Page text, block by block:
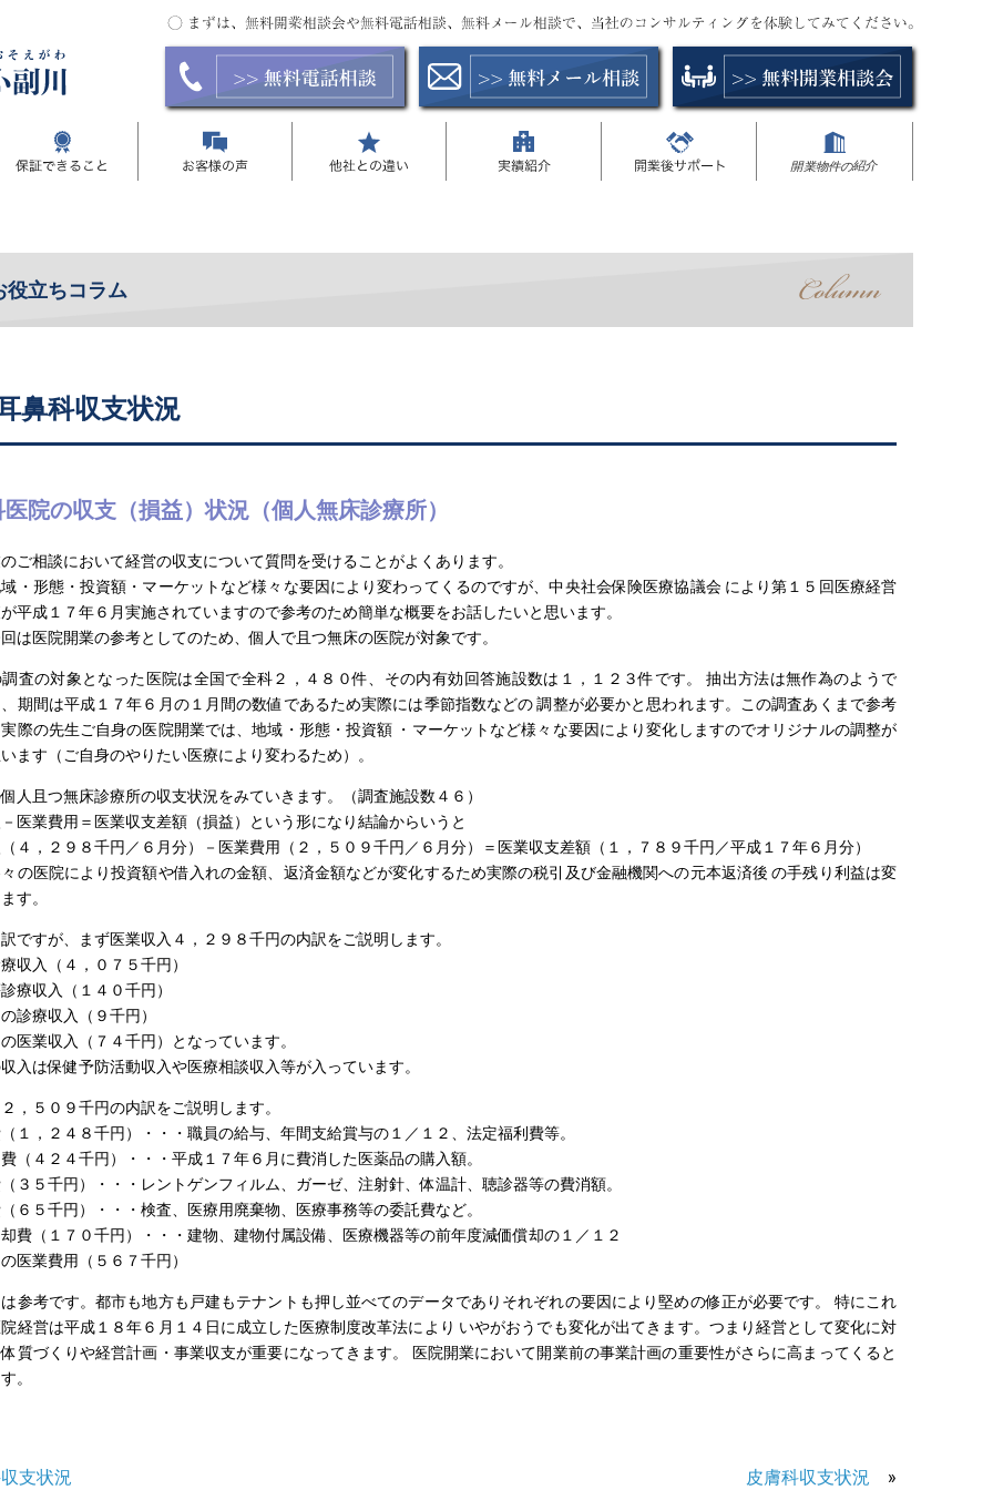
役立ちコラム
鼻科収支状況
院の収支（損益）状況（個人無床診療所）
ご相談において経営の収支について質問を受けることがよくあります。
・形態・投資額・マーケットなど様々な要因により変わってくるのですが、中央社会保険医療協議会 により第１５回医療経営
平成１７年６月実施されていますので参考のため簡単な概要をお話したいと思います。
は医院開業の参考としてのため、個人で且つ無床の医院が対象です。
査の対象となった医院は全国で全科２，４８０件、その内有効回答施設数は１，１２３件です。 抽出方法は無作為のようで
期間は平成１７年６月の１月間の数値であるため実際には季節指数などの 調整が必要かと思われます。この調査あくまで参考
際の先生ご自身の医院開業では、地域・形態・投資額 ・マーケットなど様々な要因により変化しますのでオリジナルの調整が
ます（ご自身のやりたい医療により変わるため）。
人且つ無床診療所の収支状況をみていきます。（調査施設数４６）
医業費用＝医業収支差額（損益）という形になり結論からいうと
４，２９８千円／６月分）－医業費用（２，５０９千円／６月分）＝医業収支差額（１，７８９千円／平成１７年６月分）
の医院により投資額や借入れの金額、返済金額などが変化するため実際の税引及び金融機関への元本返済後 の手残り利益は変
す。
ですが、まず医業収入４，２９８千円の内訳をご説明します。
収入（４，０７５千円）
療収入（１４０千円）
診療収入（９千円）
医業収入（７４千円）となっています。
入は保健予防活動収入や医療相談収入等が入っています。
，５０９千円の内訳をご説明します。
１，２４８千円）・・・職員の給与、年間支給賞与の１／１２、法定福利費等。
（４２４千円）・・・平成１７年６月に費消した医薬品の購入額。
３５千円）・・・レントゲンフィルム、ガーゼ、注射針、体温計、聴診器等の費消額。
６５千円）・・・検査、医療用廃棄物、医療事務等の委託費など。
費（１７０千円）・・・建物、建物付属設備、医療機器等の前年度減価償却の１／１２
医業費用（５６７千円）
参考です。都市も地方も戸建もテナントも押し並べてのデータでありそれぞれの要因により堅めの修正が必要です。 特にこれ
経営は平成１８年６月１４日に成立した医療制度改革法により いやがおうでも変化が出てきます。つまり経営として変化に対
質づくりや経営計画・事業収支が重要になってきます。 医院開業において開業前の事業計画の重要性がさらに高まってくると
。
支状況 皮膚科収支状況 »